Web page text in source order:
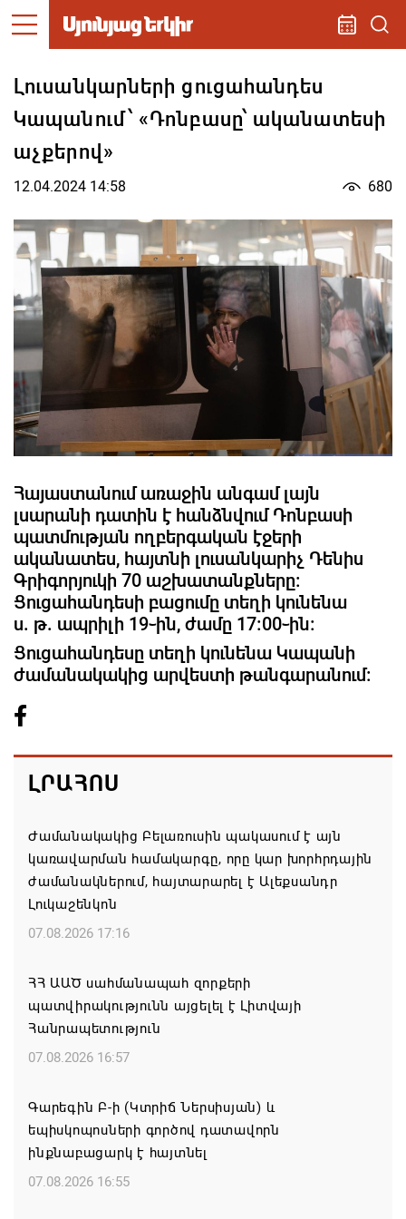
Լուսանկարների ցուցահանդես
Կապանում՝ «Դոնբասը՝ ականատեսի
աչքերով»
12.04.2024 14:58 680
Հայաստանում առաջին անգամ լայն
լսարանի դատին է հանձնվում Դոնբասի
պատմության ողբերգական էջերի
ականատես, հայտնի լուսանկարիչ Դենիս
Գրիգորյուկի 70 աշխատանքները։
Ցուցահանդեսի բացումը տեղի կունենա
ս. թ. ապրիլի 19֊ին, ժամը 17։00֊ին։
Ցուցահանդեսը տեղի կունենա Կապանի
ժամանակակից արվեստի թանգարանում։
ԼՐԱՀՈՍ
Ժամանակակից Բելառուսին պակասում է այն
կառավարման համակարգը, որը կար խորհրդային
ժամանակներում, հայտարարել է Ալեքսանդր
Լուկաշենկոն
07.08.2026 17:16
ՀՀ ԱԱԾ սահմանապահ զորքերի
պատվիրակությունն այցելել է Լիտվայի
Հանրապետություն
07.08.2026 16:57
Գարեգին Բ-ի (Կտրիճ Ներսիսյան) և
եպիսկոպոսների գործով դատավորն
ինքնաբացարկ է հայտնել
07.08.2026 16:55